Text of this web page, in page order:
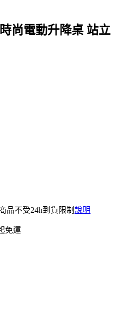
尚電動升降桌 站立
品不受24h到貨限制 說明
免運